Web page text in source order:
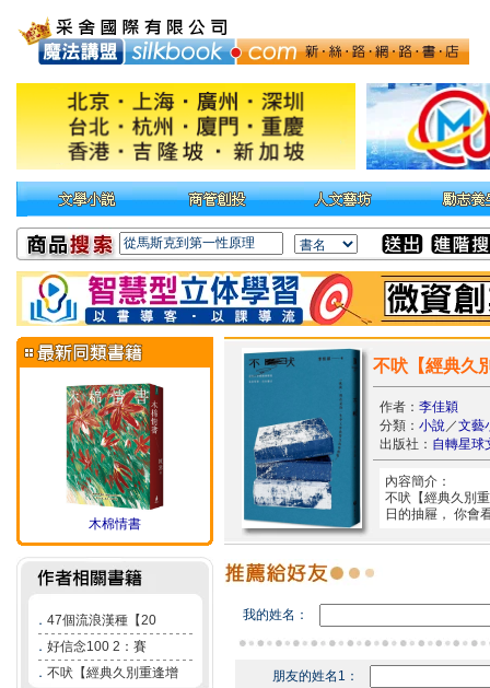
木棉情書
． 47個流浪漢種【20
． 好信念100 2：賽
． 不吠【經典久別重逢增
不吠【經典久
作者： 李佳穎
分類： 小說／文藝
出版社： 自轉星球
內容簡介：
不吠【經典久別
日的抽屜， 你會
我的姓名：
朋友的姓名1：